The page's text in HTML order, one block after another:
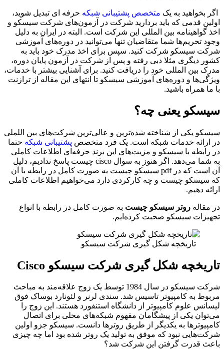
اگر بخواهید به یک متخصص پشتیبانی شبکه حرفه ای تبدیل شوید،
اولین قدمی که باید بردارید شرکت در آزمون‌های شرکت سیسکو و
اخذ گواهینامه بین المللی این شرکت است. البته در ایران به دلیل
وجود تحریم‌ها شما متقاضیان تنها می‌توانید در دوره‌های آموزشی
شرکت سیسکو شرکت کنید. سپس برای اخذ مدرک خود باید به
کشور دیگری مثلا دبی رفته و پس از شرکت در آزمون پایان دوره،
مدرک بین المللی خود را دریافت کنید. برای آشنایی بیشتر با خدمات،
ویژگی‌ها و دوره‌های آموزشی سیسکو تا انتهای این مقاله از ترازنت
با ما همراه باشید.
سیسکو یعنی چه؟
سیسکو یکی از شناخته شده‌ترین و عالی‌ترین شرکت‌های بین اللملی
در ارائه خدمات شبکه است. یک فرد متخصص پشتیبانی شبکه حتما
در رابطه با سیسکو و مزیت‌های این برند حرفه‌ای اطلاعات کاملی
به شما می‌دهد. اگر هنوز به سوال cisco چیست پاسخ ندادیم، دلیل
آن است که در pdf سیسکو چیست به صورت کامل در رابطه با آن
که سیسکو چیست و چه کارکردی دارد می‌خواهیم اطلاعات کاملی
ارائه دهیم.
در مقاله روتر سیسکو چیست به صورت کامل در رابطه با انواع
تجهیزات سیسکو صحبت کرده‌ایم.
تاریخچه شکل گیری شرکت سیسکو
تاریخچه شکل گیری شرکت سیسکو Cisco
شرکت سیسکو در سال 1984 توسط یک زوج علاقه‌مند به مباحث
مربوط به کامپیوتر تاسیس شد. سندی لرنر و لئونارد بوساک فوق
لیسانس علوم کامپیوتر از دانشگاه استنفورد هستند. این زوج را
می‌توان یکی از پیشگامان مفهوم شبکه‌های محلی برای اتصال
کامپیوترها به یکدیگر از طریق روترها دانست. سیسکو جزو اولین
شرکت‌هایی نبود که موفق به تولید یک روتر شده بود اما چه چیزی
باعث قدرت گرفتن این شرکت شد؟